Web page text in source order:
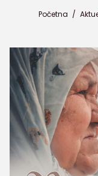
Početna /